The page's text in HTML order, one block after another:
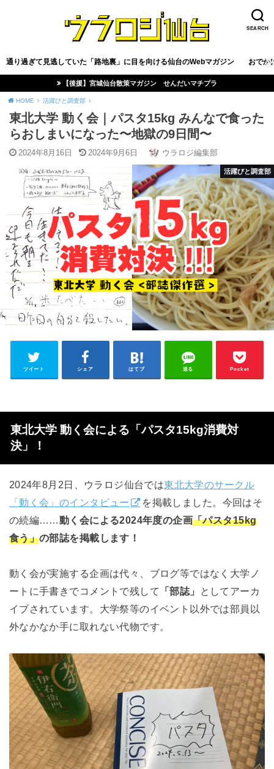
SEARCH
通り過ぎて見逃していた「路地裏」に目を向ける仙台のWebマガジン おでか
【後援】宮城仙台散策マガジン せんだいマチプラ
HOME 活躍びと調査部
東北大学 動く会｜パスタ15kg みんなで食った
らおしまいになった〜地獄の9日間〜
2024年8月16日 2024年9月6日 ウラロジ編集部
活躍びと調査部
ツイート シェア はてブ 送る Pocket
東北大学 動く会による「パスタ15kg消費対
決」！
2024年8月2日、ウラロジ仙台では東北大学のサークル
「動く会」のインタビュー
を掲載しました。 今回はそ
の続編……動く会による2024年度の企画「パスタ15kg
食う」の部誌を掲載します！
動く会が実施する企画は代々、ブログ等ではなく大学ノ
ートに手書きでコメントで残して
「部誌」
としてアーカ
イブされています。大学祭等のイベント以外では部員以
外なかなか手に取れない代物です。